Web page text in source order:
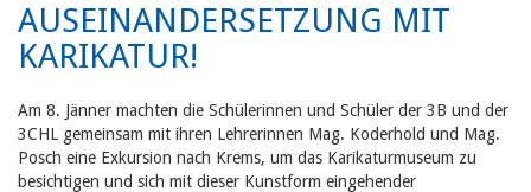
AUSEINANDERSETZUNG MIT
KARIKATUR!
Am 8. Jänner machten die Schülerinnen und Schüler der 3B und der
3CHL gemeinsam mit ihren Lehrerinnen Mag. Koderhold und Mag.
Posch eine Exkursion nach Krems, um das Karikaturmuseum zu
besichtigen und sich mit dieser Kunstform eingehender